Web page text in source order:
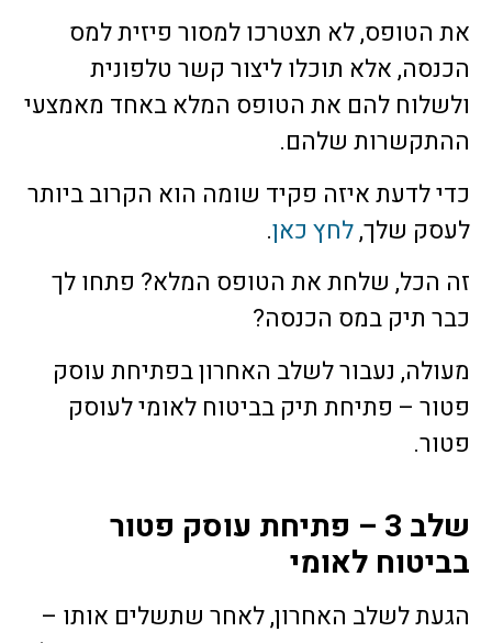
את הטופס, לא תצטרכו למסור פיזית למס
הכנסה, אלא תוכלו ליצור קשר טלפונית
ולשלוח להם את הטופס המלא באחד מאמצעי
ההתקשרות שלהם.
כדי לדעת איזה פקיד שומה הוא הקרוב ביותר
לעסק שלך,לחץ כאן.
זה הכל, שלחת את הטופס המלא? פתחו לך
כבר תיק במס הכנסה?
מעולה, נעבור לשלב האחרון בפתיחת עוסק
פטור – פתיחת תיק בביטוח לאומי לעוסק
פטור.
שלב 3 – פתיחת עוסק פטור
בביטוח לאומי
הגעת לשלב האחרון, לאחר שתשלים אותו –